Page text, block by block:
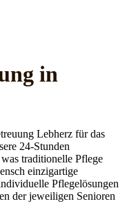
in
Lebherz für das
24-Stunden
traditionelle Pflege
einzigartige
Pflegelösungen
der jeweiligen Senioren